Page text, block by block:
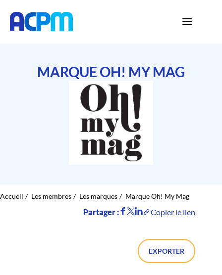
MARQUE OH! MY MAG
Accueil Les membres Les marques Marque Oh! My Mag
Partager : Copier le lien
EXPORTER